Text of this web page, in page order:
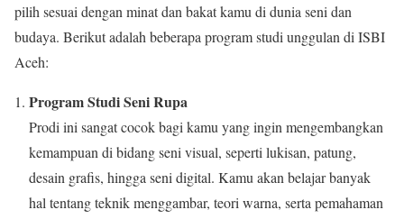
pilih sesuai dengan minat dan bakat kamu di dunia seni dan
budaya. Berikut adalah beberapa program studi unggulan di ISBI
Aceh:
Program Studi Seni Rupa
Prodi ini sangat cocok bagi kamu yang ingin mengembangkan
kemampuan di bidang seni visual, seperti lukisan, patung,
desain grafis, hingga seni digital. Kamu akan belajar banyak
hal tentang teknik menggambar, teori warna, serta pemahaman